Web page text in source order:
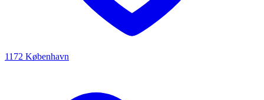
1172 København